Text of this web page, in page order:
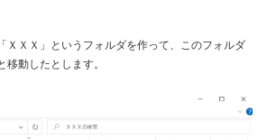
ＸＸＸ」というフォルダを作って、このフォルダ
移動したとします。